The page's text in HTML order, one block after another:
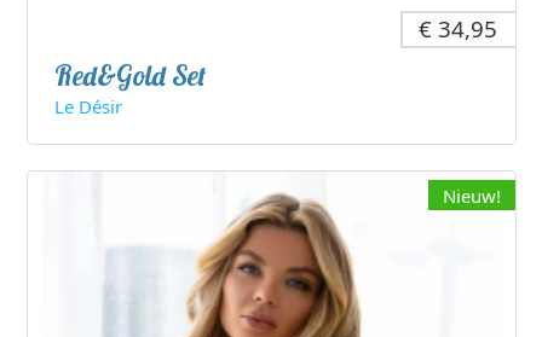
€ 34,95
Red&Gold Set
Le Désir
Nieuw!